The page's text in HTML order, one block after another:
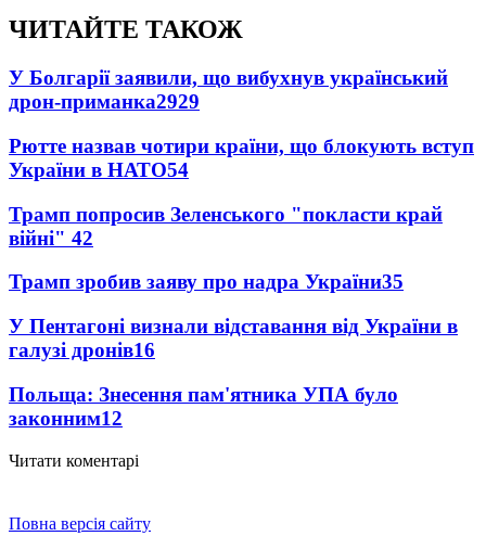
ЧИТАЙТЕ ТАКОЖ
У Болгарії заявили, що вибухнув український
дрон-приманка2929
Рютте назвав чотири країни, що блокують вступ
України в НАТО54
Трамп попросив Зеленського "покласти край
війні" 42
Трамп зробив заяву про надра України35
У Пентагоні визнали відставання від України в
галузі дронів16
Польща: Знесення пам'ятника УПА було
законним12
Читати коментарі
Повна версія сайту